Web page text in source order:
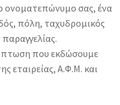
ονοματεπώνυμο σας, ένα
πόλη, ταχυδρομικός
που εκδώσουμε
εταιρείας, Α.Φ.Μ. και